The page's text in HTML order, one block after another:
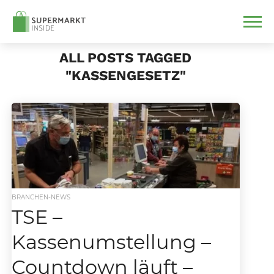
ALL POSTS TAGGED
"KASSENGESETZ"
BRANCHEN-NEWS
TSE –
Kassenumstellung –
Countdown läuft –